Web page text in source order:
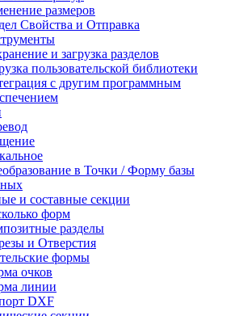
размеров
Свойства и Отправка
и загрузка разделов
пользовательской библиотеки
с другим программным
в Точки / Форму базы
и составные секции
форм
разделы
и Отверстия
формы
очков
линии
DXF